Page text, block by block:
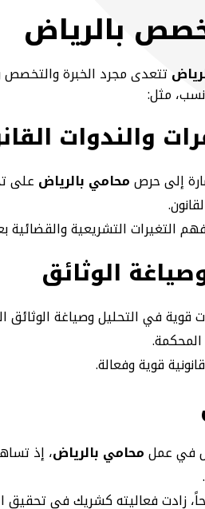
بالرياض
تتعدى مجرد الخبرة والتخصص
مثل:
والندوات
إلى حرصمحامي بالرياض على
التشريعية والقضائية
الوثائق
قوية في التحليل وصياغة الوثائق
قوية وفعالة.
في عملمحامي بالرياض، إذ
زادت فعاليته كشريك في تحقيق